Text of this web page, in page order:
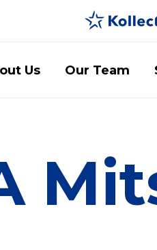
Us Our Team